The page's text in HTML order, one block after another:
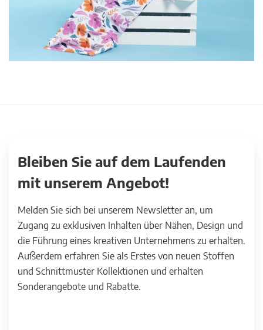
Bleiben Sie auf dem Laufenden
mit unserem Angebot!
Melden Sie sich bei unserem Newsletter an, um
Zugang zu exklusiven Inhalten über Nähen, Design und
die Führung eines kreativen Unternehmens zu erhalten.
Außerdem erfahren Sie als Erstes von neuen Stoffen
und Schnittmuster Kollektionen und erhalten
Sonderangebote und Rabatte.